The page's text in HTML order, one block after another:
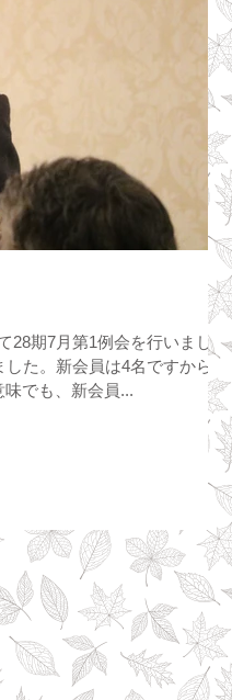
28期7月第1例会を行いまし
た。新会員は4名ですから、
でも、新会員...